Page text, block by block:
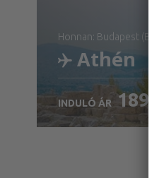
honnan: Budapest (BUD)
Athén
Ellenőrizze a
INDULÓ ÁR